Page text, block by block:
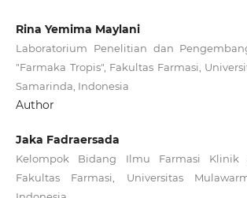
Rina Yemima Maylani
Laboratorium Penelitian dan
"Farmaka Tropis", Fakultas Farmasi,
Samarinda, Indonesia
Author
Jaka Fadraersada
Kelompok Bidang Ilmu Farmasi Klinik
Fakultas Farmasi, Universitas